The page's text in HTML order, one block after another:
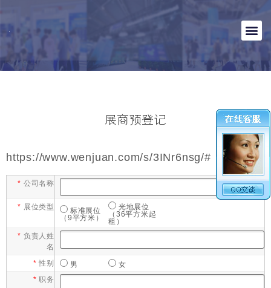
展商预登记
https://www.wenjuan.com/s/3INr6nsg/#
* 公司名称
* 展位类型
标准展位
（9平方米）
光地展位
（36平方米起
租）
* 负责人姓
名
* 性别 男
女
* 职务